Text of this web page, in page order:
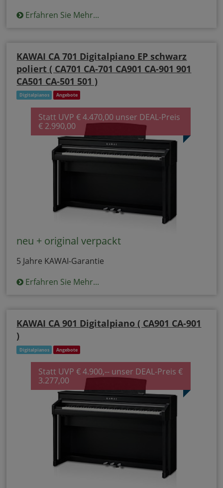
Erfahren Sie Mehr...
KAWAI CA 701 Digitalpiano EP schwarz
poliert ( CA701 CA-701 CA901 CA-901 901
CA501 CA-501 501 )
Digitalpianos Angebote
Statt UVP € 4.470,00 unser DEAL-Preis
€ 2.990,00
neu + original verpackt
5 Jahre KAWAI-Garantie
Erfahren Sie Mehr...
KAWAI CA 901 Digitalpiano ( CA901 CA-901
)
Digitalpianos Angebote
Statt UVP € 4.900,-- unser DEAL-Preis €
3.277,00